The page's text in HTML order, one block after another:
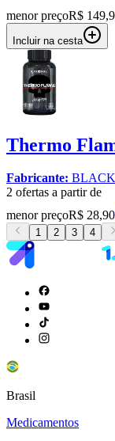
menor preçoR$
Incluir na cesta
Thermo
Fabricante:
2 ofertas a partir de
menor preçoR$ 28,90
1 2 3 4
Brasil
Medicamentos